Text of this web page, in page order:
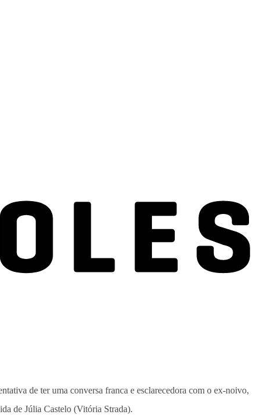
de ter uma conversa franca e esclarecedora com o ex-noivo,
de Júlia Castelo (Vitória Strada).